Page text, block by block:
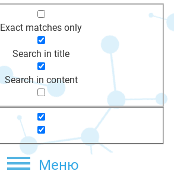
Exact matches only
Search in title
Search in content
Меню